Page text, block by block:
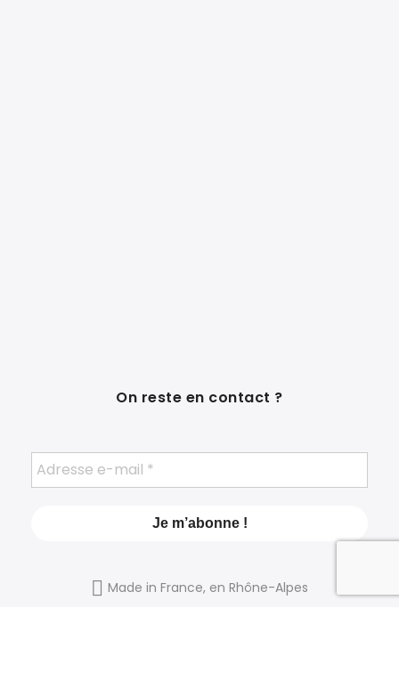
On reste en contact ?
Made in France, en Rhône-Alpes